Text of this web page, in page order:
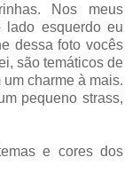
Nos meus
lado esquerdo eu
dessa foto vocês
são temáticos de
charme à mais.
pequeno strass,
e cores dos